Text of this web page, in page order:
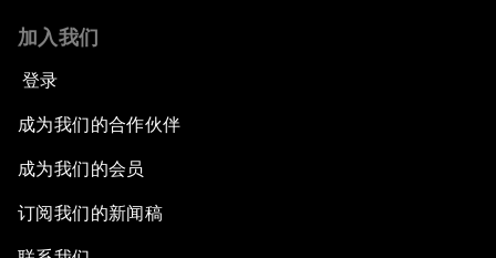
加入我们
登录
成为我们的合作伙伴
成为我们的会员
订阅我们的新闻稿